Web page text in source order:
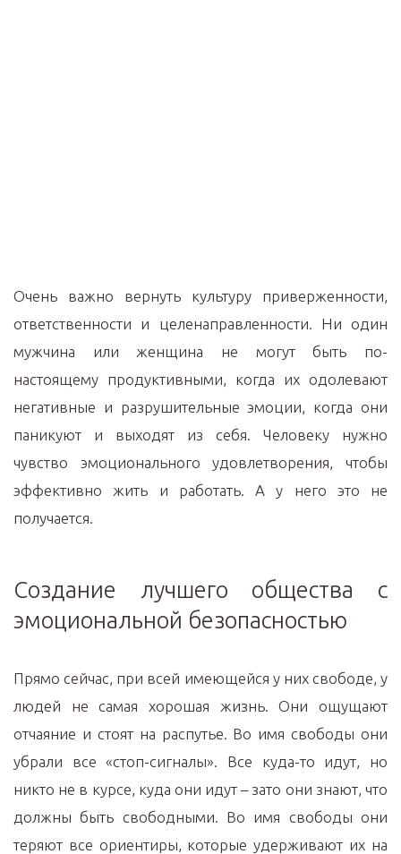
Очень важно вернуть культуру приверженности,
ответственности и целенаправленности. Ни один
мужчина или женщина не могут быть по-
настоящему продуктивными, когда их одолевают
негативные и разрушительные эмоции, когда они
паникуют и выходят из себя. Человеку нужно
чувство эмоционального удовлетворения, чтобы
эффективно жить и работать. А у него это не
получается.
Создание лучшего общества с
эмоциональной безопасностью
Прямо сейчас, при всей имеющейся у них свободе, у
людей не самая хорошая жизнь. Они ощущают
отчаяние и стоят на распутье. Во имя свободы они
убрали все «стоп-сигналы». Все куда-то идут, но
никто не в курсе, куда они идут – зато они знают, что
должны быть свободными. Во имя свободы они
теряют все ориентиры, которые удерживают их на